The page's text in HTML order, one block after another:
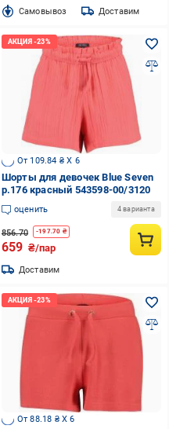
Cамовывоз Доставим
От 109.84 ₴ X 6
Шорты для девочек Blue Seven
р.176 красный 543598-00/3120
оценить 4 варианта
856.70 -197.70 ₴
659 ₴/пар
Доставим
От 88.18 ₴ X 6